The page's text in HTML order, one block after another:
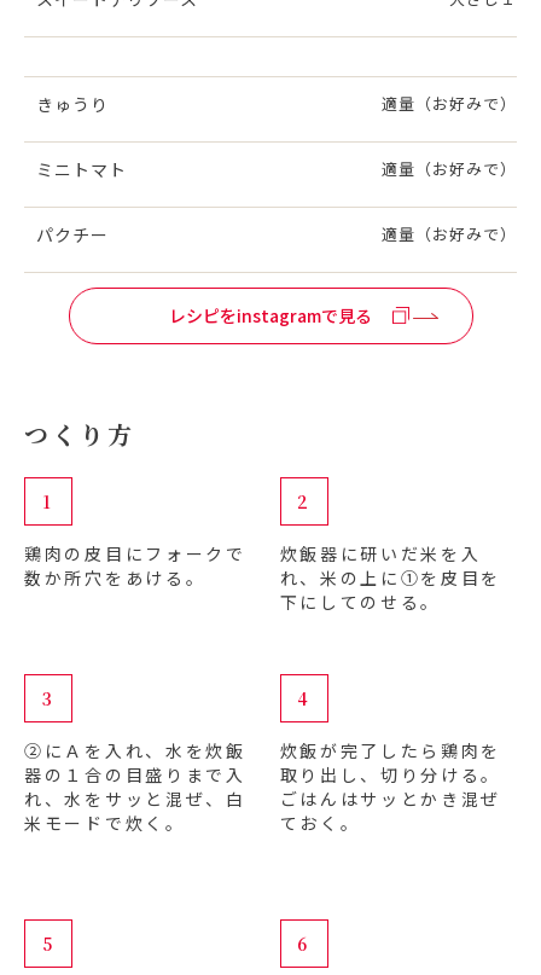
きゅうり 適量（お好みで）
ミニトマト 適量（お好みで）
パクチー 適量（お好みで）
レシピをinstagramで見る
つくり方
1
鶏肉の皮目にフォークで
数か所穴をあける。
2
炊飯器に研いだ米を入
れ、米の上に①を皮目を
下にしてのせる。
3
②にＡを入れ、水を炊飯
器の１合の目盛りまで入
れ、水をサッと混ぜ、白
米モードで炊く。
4
炊飯が完了したら鶏肉を
取り出し、切り分ける。
ごはんはサッとかき混ぜ
ておく。
5 6